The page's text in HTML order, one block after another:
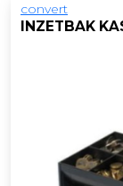
convert
INZETBAK